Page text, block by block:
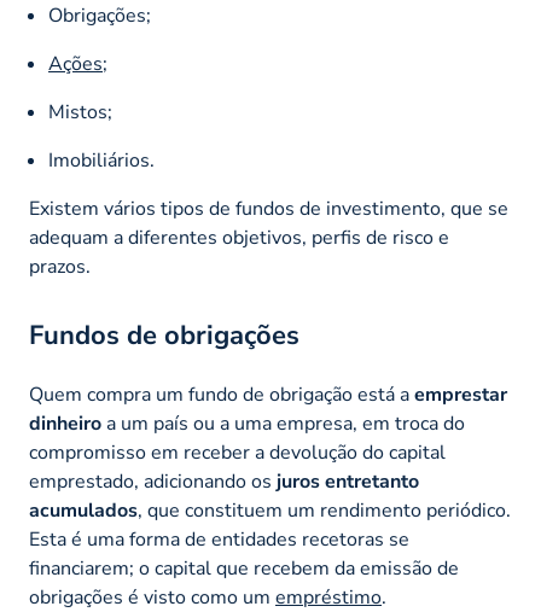
Obrigações;
Ações;
Mistos;
Imobiliários.
Existem vários tipos de fundos de investimento, que se
adequam a diferentes objetivos, perfis de risco e
prazos.
Fundos de obrigações
Quem compra um fundo de obrigação está aemprestar
dinheiro a um país ou a uma empresa, em troca do
compromisso em receber a devolução do capital
emprestado, adicionando os juros entretanto
acumulados, que constituem um rendimento periódico.
Esta é uma forma de entidades recetoras se
financiarem; o capital que recebem da emissão de
obrigações é visto como um empréstimo.